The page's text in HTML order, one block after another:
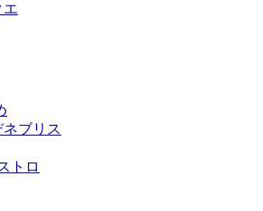
エ
ネブリス
トロ